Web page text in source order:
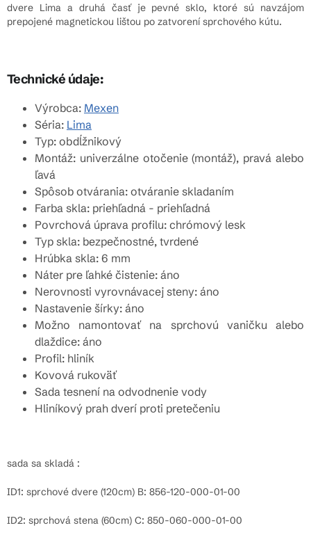
dvere Lima a druhá časť je pevné sklo, ktoré sú navzájom
prepojené magnetickou lištou po zatvorení sprchového kútu.
Technické údaje:
Výrobca: Mexen
Séria: Lima
Typ: obdĺžnikový
Montáž: univerzálne otočenie (montáž), pravá alebo
ľavá
Spôsob otvárania: otváranie skladaním
Farba skla: priehľadná - priehľadná
Povrchová úprava profilu: chrómový lesk
Typ skla: bezpečnostné, tvrdené
Hrúbka skla: 6 mm
Náter pre ľahké čistenie: áno
Nerovnosti vyrovnávacej steny: áno
Nastavenie šírky: áno
Možno namontovať na sprchovú vaničku alebo
dlaždice: áno
Profil: hliník
Kovová rukoväť
Sada tesnení na odvodnenie vody
Hliníkový prah dverí proti pretečeniu
sada sa skladá :
ID1: sprchové dvere (120cm) B: 856-120-000-01-00
ID2: sprchová stena (60cm) C: 850-060-000-01-00